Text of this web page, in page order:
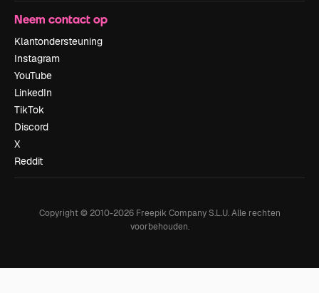
Neem contact op
Klantondersteuning
Instagram
YouTube
LinkedIn
TikTok
Discord
X
Reddit
Copyright © 2010-2026Freepik Company S.L.U. Alle rechten
voorbehouden.